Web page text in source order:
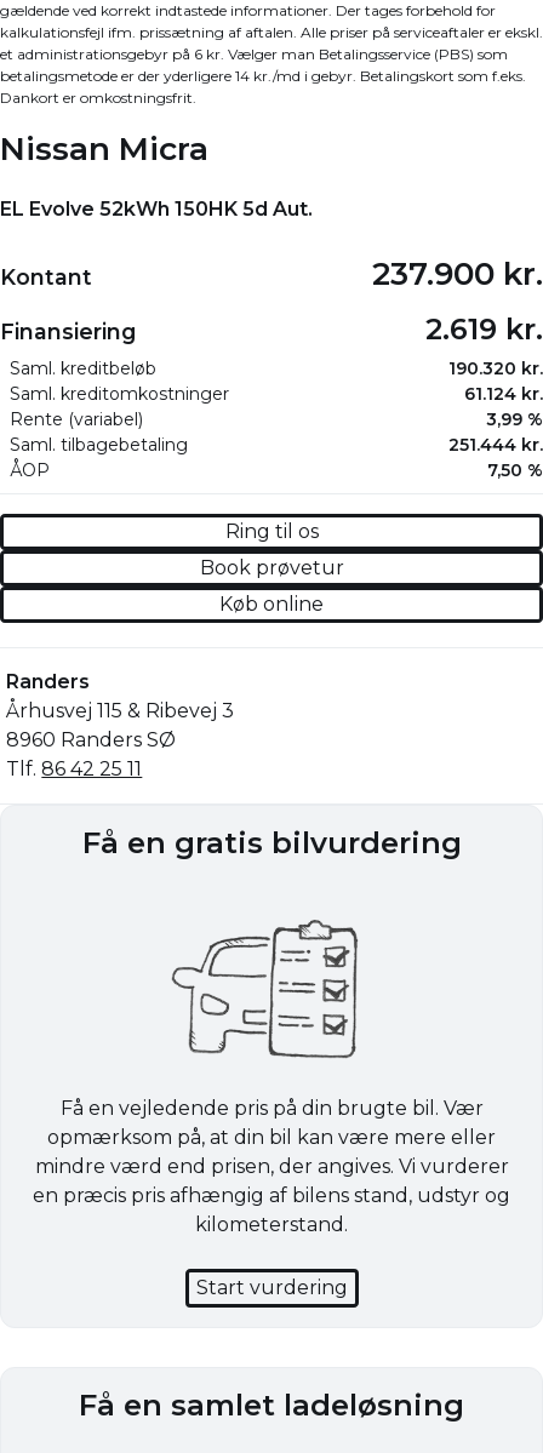
gældende ved korrekt indtastede informationer. Der tages forbehold for
kalkulationsfejl ifm. prissætning af aftalen. Alle priser på serviceaftaler er ekskl.
et administrationsgebyr på 6 kr. Vælger man Betalingsservice (PBS) som
betalingsmetode er der yderligere 14 kr./md i gebyr. Betalingskort som f.eks.
Dankort er omkostningsfrit.
Nissan Micra
EL Evolve 52kWh 150HK 5d Aut.
Kontant 237.900 kr.
Finansiering 2.619 kr.
Saml. kreditbeløb
190.320 kr.
Saml. kreditomkostninger
61.124 kr.
Rente (variabel)
3,99 %
Saml. tilbagebetaling
251.444 kr.
ÅOP
7,50 %
Ring til os
Book prøvetur
Køb online
Randers
Århusvej 115 & Ribevej 3
8960 Randers SØ
Tlf.86 42 25 11
Få en gratis bilvurdering
Få en vejledende pris på din brugte bil. Vær
opmærksom på, at din bil kan være mere eller
mindre værd end prisen, der angives. Vi vurderer
en præcis pris afhængig af bilens stand, udstyr og
kilometerstand.
Start vurdering
Få en samlet ladeløsning